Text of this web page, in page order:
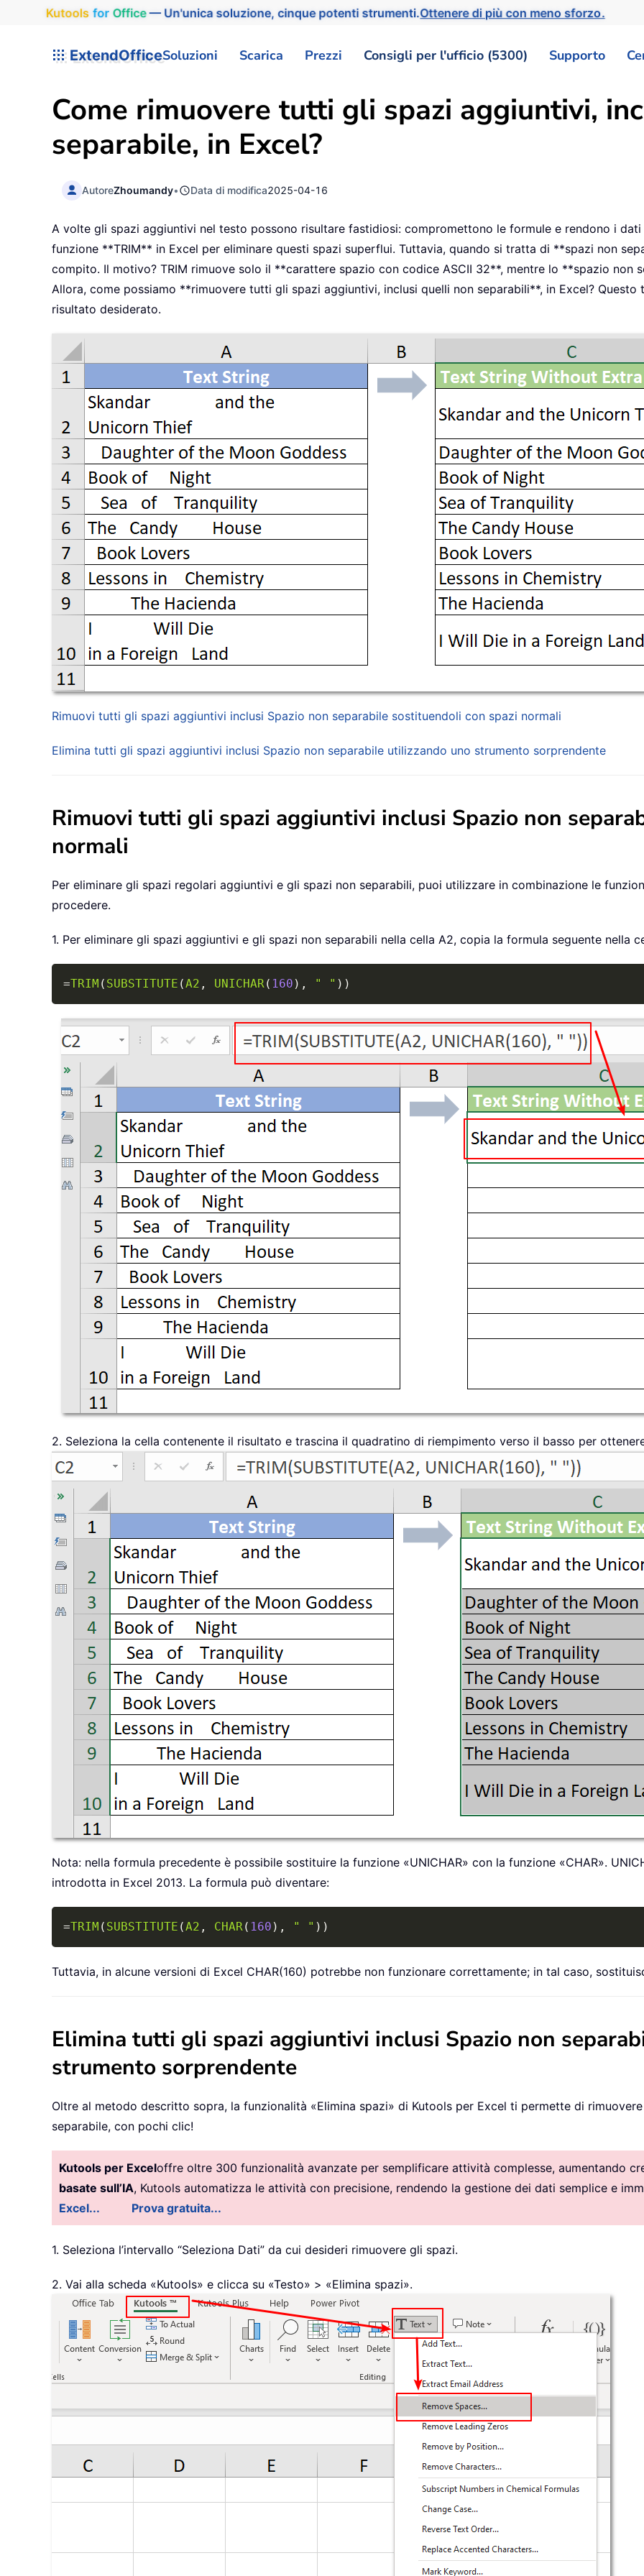
Kutools for Office— Un'unica soluzione, cinque potenti strumenti.Ottenere di più con meno sforzo.
ExtendOfficeSoluzioni Scarica Prezzi Consigli per l'ufficio (5300) Supporto
Come rimuovere tutti gli spazi aggiuntivi,
separabile, in Excel?
AutoreZhoumandy• Data di modifica2025-04-16
A volte gli spazi aggiuntivi nel testo possono risultare fastidiosi: compromettono le formule e rendono i
funzione **TRIM** in Excel per eliminare questi spazi superflui. Tuttavia, quando si tratta di **spazi non
compito. Il motivo? TRIM rimuove solo il **carattere spazio con codice ASCII 32**, mentre lo **spazio non
Allora, come possiamo **rimuovere tutti gli spazi aggiuntivi, inclusi quelli non separabili**, in Excel?
risultato desiderato.
Rimuovi tutti gli spazi aggiuntivi inclusi Spazio non separabile sostituendoli con spazi normali
Elimina tutti gli spazi aggiuntivi inclusi Spazio non separabile utilizzando uno strumento sorprendente
Rimuovi tutti gli spazi aggiuntivi inclusi Spazio non
normali
Per eliminare gli spazi regolari aggiuntivi e gli spazi non separabili, puoi utilizzare in combinazione le
procedere.
1. Per eliminare gli spazi aggiuntivi e gli spazi non separabili nella cella A2, copia la formula seguente nella
=TRIM ( SUBSTITUTE (A2 , UNICHAR( 160 ) , " " ) )
2. Seleziona la cella contenente il risultato e trascina il quadratino di riempimento verso il basso per
Nota: nella formula precedente è possibile sostituire la funzione «UNICHAR» con la funzione «CHAR».
introdotta in Excel 2013. La formula può diventare:
=TRIM ( SUBSTITUTE (A2 , CHAR( 160 ) , " " ) )
Tuttavia, in alcune versioni di Excel CHAR(160) potrebbe non funzionare correttamente; in tal caso,
Elimina tutti gli spazi aggiuntivi inclusi Spazio non
strumento sorprendente
Oltre al metodo descritto sopra, la funzionalità «Elimina spazi» di Kutools per Excel ti permette di
separabile, con pochi clic!
Kutools per Exceloffre oltre 300 funzionalità avanzate per semplificare attività complesse, aumentando
basate sull’IA, Kutools automatizza le attività con precisione, rendendo la gestione dei dati semplice e
Excel...
Prova gratuita...
1. Seleziona l’intervallo “Seleziona Dati” da cui desideri rimuovere gli spazi.
2. Vai alla scheda «Kutools» e clicca su «Testo» > «Elimina spazi».